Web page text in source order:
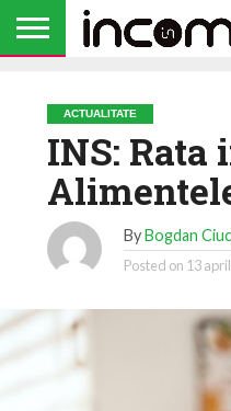
ACTUALITATE
INS: Rata
ByBogdan
Posted on 13